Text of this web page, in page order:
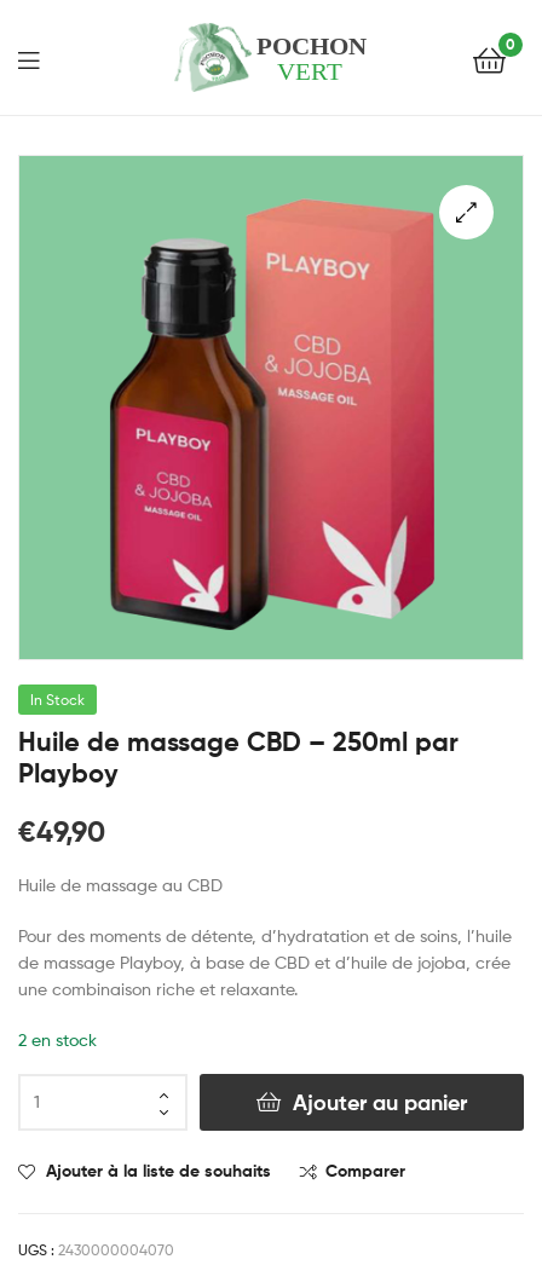
0
In Stock
Huile de massage CBD – 250ml par
Playboy
€49,90
Huile de massage au CBD
Pour des moments de détente, d’hydratation et de soins, l’huile
de massage Playboy, à base de CBD et d’huile de jojoba, crée
une combinaison riche et relaxante.
2 en stock
Ajouter au panier
Ajouter à la liste de souhaits Comparer
UGS : 2430000004070